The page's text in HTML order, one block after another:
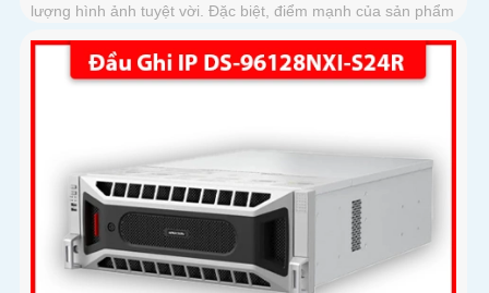
lượng hình ảnh tuyệt vời. Đặc biệt, điểm mạnh của sản phẩm
này...